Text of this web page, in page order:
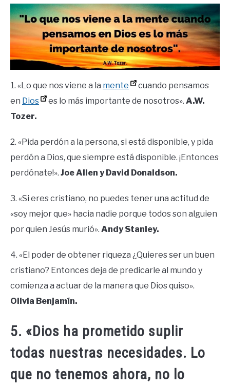
1. «Lo que nos viene a la mente
cuando pensamos
en Dios es lo más importante de nosotros». A.W.
Tozer.
2. «Pida perdón a la persona, si está disponible, y pida
perdón a Dios, que siempre está disponible. ¡Entonces
perdónate!». Joe Allen y David Donaldson.
3. «Si eres cristiano, no puedes tener una actitud de
«soy mejor que» hacia nadie porque todos son alguien
por quien Jesús murió». Andy Stanley.
4. «El poder de obtener riqueza ¿Quieres ser un buen
cristiano? Entonces deja de predicarle al mundo y
comienza a actuar de la manera que Dios quiso».
Olivia Benjamín.
5. «Dios ha prometido suplir
todas nuestras necesidades. Lo
que no tenemos ahora, no lo